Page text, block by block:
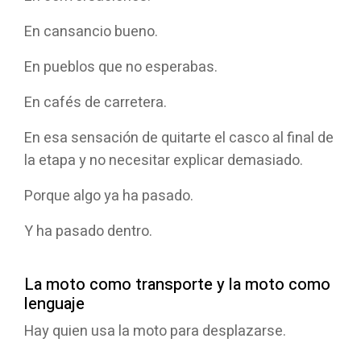
En cansancio bueno.
En pueblos que no esperabas.
En cafés de carretera.
En esa sensación de quitarte el casco al final de
la etapa y no necesitar explicar demasiado.
Porque algo ya ha pasado.
Y ha pasado dentro.
La moto como transporte y la moto como
lenguaje
Hay quien usa la moto para desplazarse.